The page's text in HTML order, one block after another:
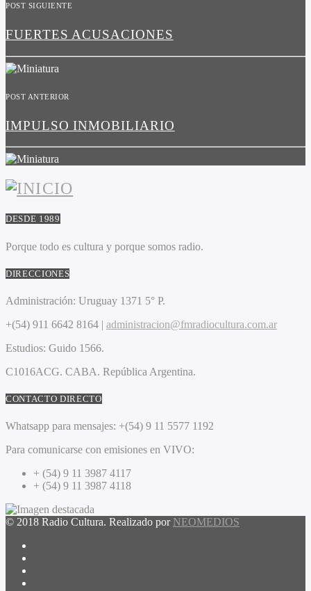
POST SIGUIENTE
FUERTES ACUSACIONES
POST ANTERIOR
IMPULSO INMOBILIARIO
DESDE 1989
Porque todo es cultura y porque somos radio.
DIRECCIONES
Administración: Uruguay 1371 5° P.
+(54) 911 6642 8164 | administracion@fmradiocultura.com.ar
Estudios: Guido 1566.
C1016ACG. CABA. República Argentina.
CONTACTO DIRECTO
Whatsapp para mensajes: +(54) 9 11 5577 1192
Para comunicarse con emisiones en VIVO:
+ (54) 9 11 3987 4117
+ (54) 9 11 3987 4118
© 2018 Radio Cultura. Realizado por NEOMEDIOS